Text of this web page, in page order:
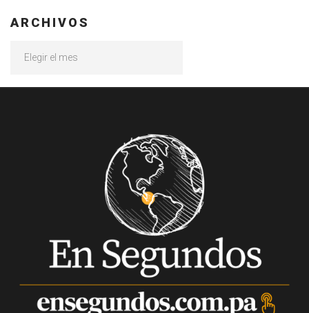
ARCHIVOS